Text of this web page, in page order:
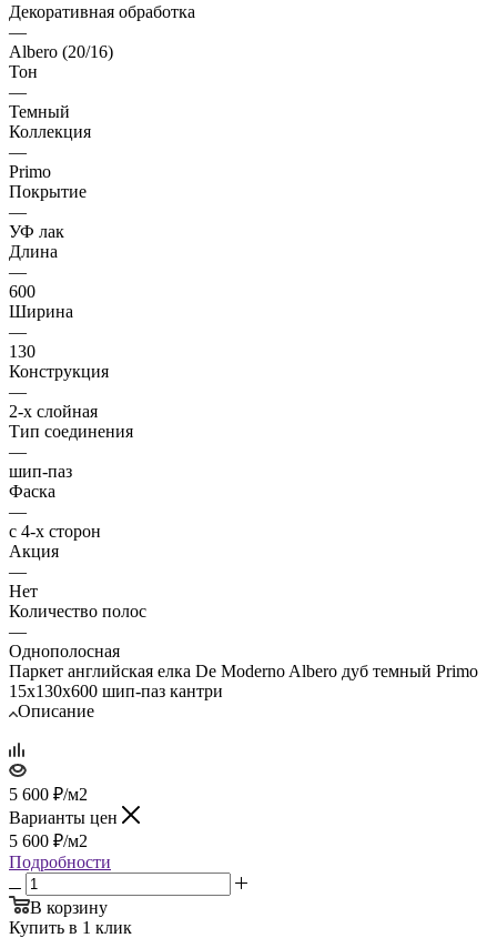
Декоративная обработка
—
Albero (20/16)
Тон
—
Темный
Коллекция
—
Primo
Покрытие
—
УФ лак
Длина
—
600
Ширина
—
130
Конструкция
—
2-х слойная
Тип соединения
—
шип-паз
Фаска
—
с 4-х сторон
Акция
—
Нет
Количество полос
—
Однополосная
Паркет английская елка De Moderno Albero дуб темный Primo
15х130х600 шип-паз кантри
Описание
5 600 ₽/м2
Варианты цен
5 600 ₽/м2
Подробности
В корзину
Купить в 1 клик